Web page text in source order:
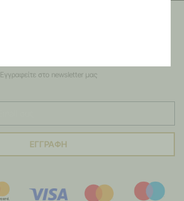
Εγγραφείτε στο newsletter μας
ΕΓΓΡΑΦΗ